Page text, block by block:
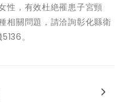
性，有效杜絶罹患子宮頸
相關問題，請洽詢彰化縣衛
。